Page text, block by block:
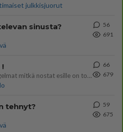
julkkisjuorut
sinusta?
56
691
!
Olipa hyvä kirjoitus, kiitos. Ongelmat mitkä nostat esille on todellisia ja tämä ylimielisyys totta ja se näkyy kaikessa
66
679
tehnyt?
59
675